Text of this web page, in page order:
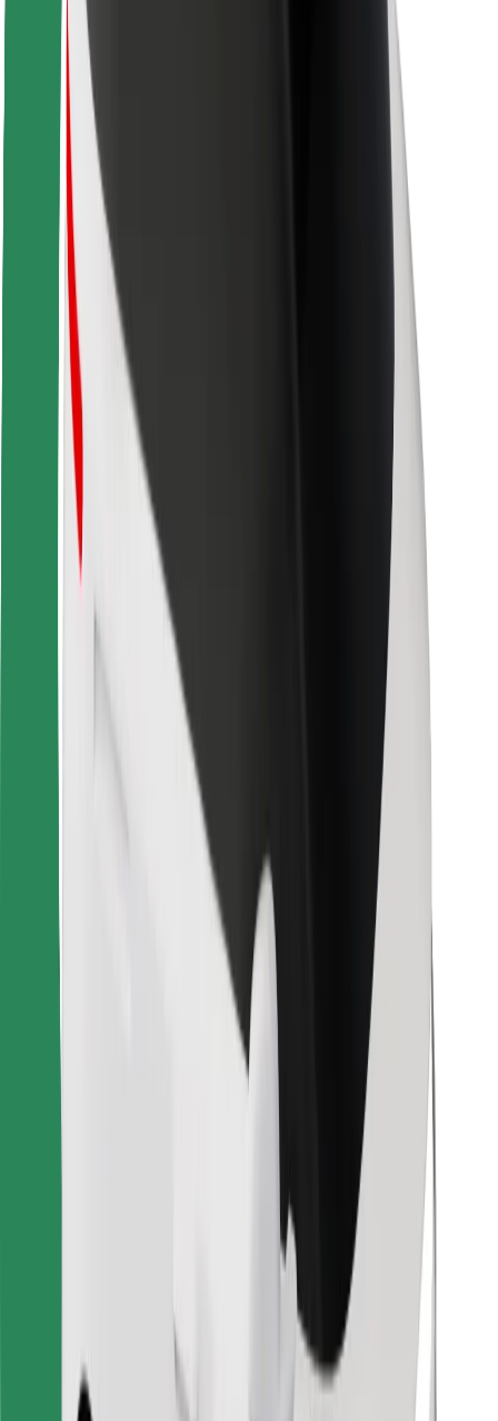
Safety Lab
Ciudades
Dónde estamos
Soluciones para las ciudades
Aeropuertos
Estaciones de carga de Bolt
Soporte
Para usuarios
Para conductores
Para repartidores
Bolt Food
Para propietarios de flota
Para restaurantes
Bolt para empresas
Términos y Condiciones
¡Conseguí un viaje en minutos!
Descargar la app de Bolt
Encontrá tu comida favorita
Descargar la app de Bolt Food